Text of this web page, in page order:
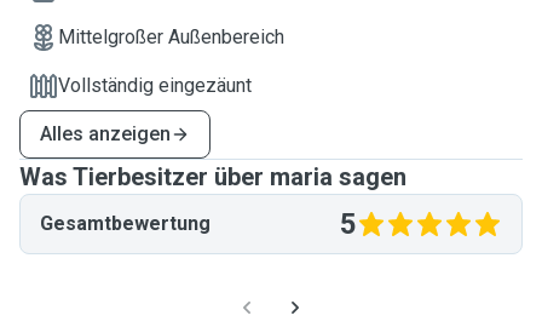
Mittelgroßer Außenbereich
Vollständig eingezäunt
Alles anzeigen
Was Tierbesitzer über maria sagen
Gesamtbewertung 5